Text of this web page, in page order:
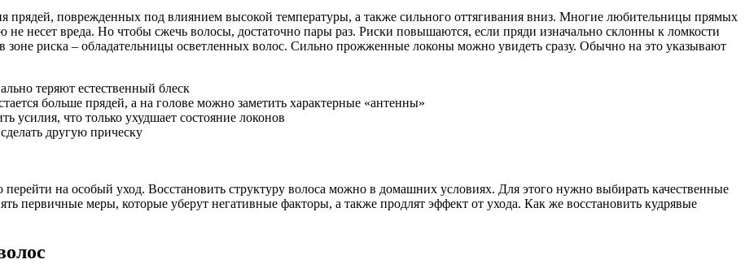
поврежденных под влиянием высокой температуры, а также сильного оттягивания вниз. Многие любительницы прямых
не несет вреда. Но чтобы сжечь волосы, достаточно пары раз. Риски повышаются, если пряди изначально склонны к ломкости
риска – обладательницы осветленных волос. Сильно прожженные локоны можно увидеть сразу. Обычно на это указывают
теряют естественный блеск
больше прядей, а на голове можно заметить характерные «антенны»
усилия, что только ухудшает состояние локонов
другую прическу
на особый уход. Восстановить структуру волоса можно в домашних условиях. Для этого нужно выбирать качественные
первичные меры, которые уберут негативные факторы, а также продлят эффект от ухода. Как же восстановить кудрявые